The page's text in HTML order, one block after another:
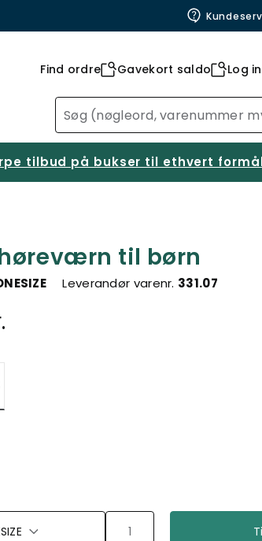
Find ordre Gavekort saldo Log
tilbud på bukser til ethvert
til børn
Leverandør varenr. 331.07